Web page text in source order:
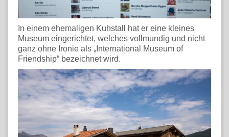
In einem ehemaligen Kuhstall hat er eine kleines
Museum eingerichtet, welches vollmundig und nicht
ganz ohne Ironie als „International Museum of
Friendship“ bezeichnet wird.